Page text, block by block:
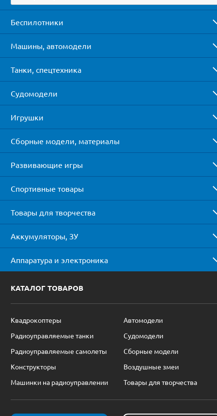
Беспилотники
Машины, автомодели
Танки, спецтехника
Судомодели
Игрушки
Сборные модели, материалы
Развивающие игры
Спортивные товары
Товары для творчества
Аккумуляторы, ЗУ
Аппаратура и электроника
КАТАЛОГ ТОВАРОВ
Квадрокоптеры
Автомодели
Радиоуправляемые танки
Судомодели
Радиоуправляемые самолеты
Сборные модели
Конструкторы
Воздушные змеи
Машинки на радиоуправлении
Товары для творчества